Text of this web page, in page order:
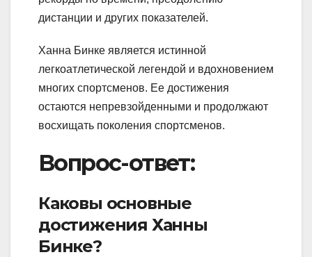
дистанции и других показателей.
Ханна Бинке является истинной
легкоатлетической легендой и вдохновением
многих спортсменов. Ее достижения
остаются непревзойденными и продолжают
восхищать поколения спортсменов.
Вопрос-ответ:
Каковы основные
достижения Ханны
Бинке?